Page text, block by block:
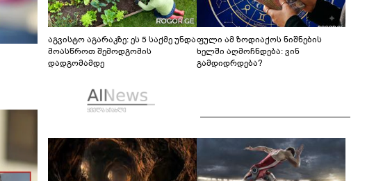
აგვისტო აგარაკზე: ეს 5 საქმე უნდა
მოასწროთ შემოდგომის
დადგომამდე
ფული ამ ზოდიაქოს ნიშნების
ხელში აღმოჩნდება: ვინ
გამდიდრდება?